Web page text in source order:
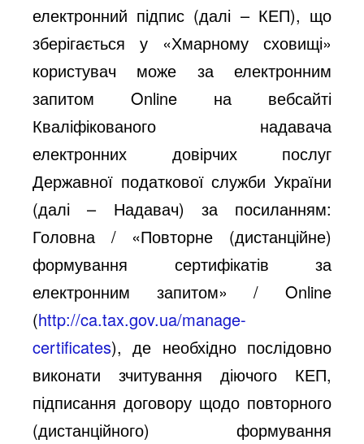
електронний підпис (далі – КЕП), що
зберігається у «Хмарному сховищі»
користувач може за електронним
запитом Online на вебсайті
Кваліфікованого надавача
електронних довірчих послуг
Державної податкової служби України
(далі – Надавач) за посиланням:
Головна / «Повторне (дистанційне)
формування сертифікатів за
електронним запитом» / Online
(http://ca.tax.gov.ua/manage-
certificates), де необхідно послідовно
виконати зчитування діючого КЕП,
підписання договору щодо повторного
(дистанційного) формування